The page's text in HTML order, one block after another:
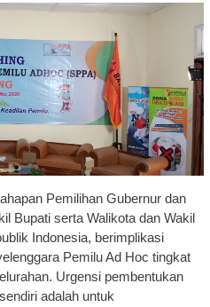
Pemilihan Gubernur dan
Bupati serta Walikota dan Wakil
Indonesia, berimplikasi
Pemilu Ad Hoc tingkat
Urgensi pembentukan
adalah untuk